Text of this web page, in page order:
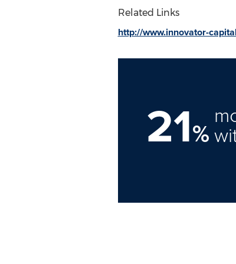
Related Links
http://www.innovator-
21%